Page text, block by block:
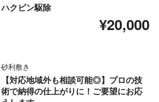
ハクビン駆除
¥20,000
砂利敷き
【対応地域外も相談可能◎】プロの技
術で納得の仕上がりに！ご要望にお応